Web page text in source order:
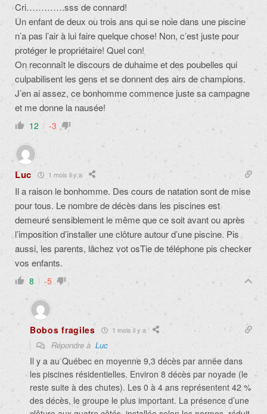
Cri………….sss de connard!
Un enfant de deux ou trois ans qui se noie dans une piscine
n’a pas l’air à lui faire quelque chose! Non, c’est juste pour
protéger le propriétaire! Quel con!
On reconnaît le discours de duhaime et des poubelles qui
culpabilisent les gens et se donnent des airs de champions.
J’en ai assez, ce bonhomme commence juste sa campagne
et me donne la nausée!
12 -3
Luc 1 mois il y a
Il a raison le bonhomme. Des cours de natation sont de mise
pour tous. Le nombre de décès dans les piscines est
demeuré sensiblement le même que ce soit avant ou après
l’imposition d’installer une clôture autour d’une piscine. Pis
aussi, les parents, lâchez vot osTie de téléphone pis checker
vos enfants.
8 -5
Bobos fragiles 1 mois il y a
Répondre à Luc
Il y a au Québec en moyenne 9,3 décès par année dans
les piscines résidentielles. Environ 8 décès par noyade (le
reste suite à des chutes). Les 0 à 4 ans représentent 42 %
des décès, le groupe le plus important. La présence d’une